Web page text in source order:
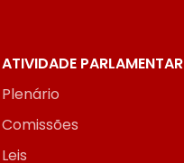
ATIVIDADE PARLAMENTAR
Plenário
Comissões
Leis